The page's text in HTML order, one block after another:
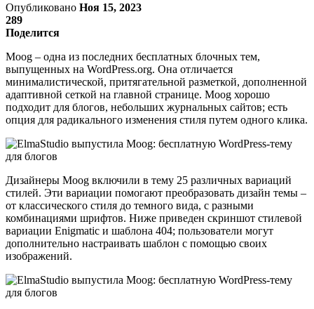
Опубликовано Ноя 15, 2023
289
Поделится
Moog – одна из последних бесплатных блочных тем,
выпущенных на WordPress.org. Она отличается
минималистической, притягательной разметкой, дополненной
адаптивной сеткой на главной странице. Moog хорошо
подходит для блогов, небольших журнальных сайтов; есть
опция для радикального изменения стиля путем одного клика.
Дизайнеры Moog включили в тему 25 различных вариаций
стилей. Эти вариации помогают преобразовать дизайн темы –
от классического стиля до темного вида, с разными
комбинациями шрифтов. Ниже приведен скриншот стилевой
вариации Enigmatic и шаблона 404; пользователи могут
дополнительно настраивать шаблон с помощью своих
изображений.